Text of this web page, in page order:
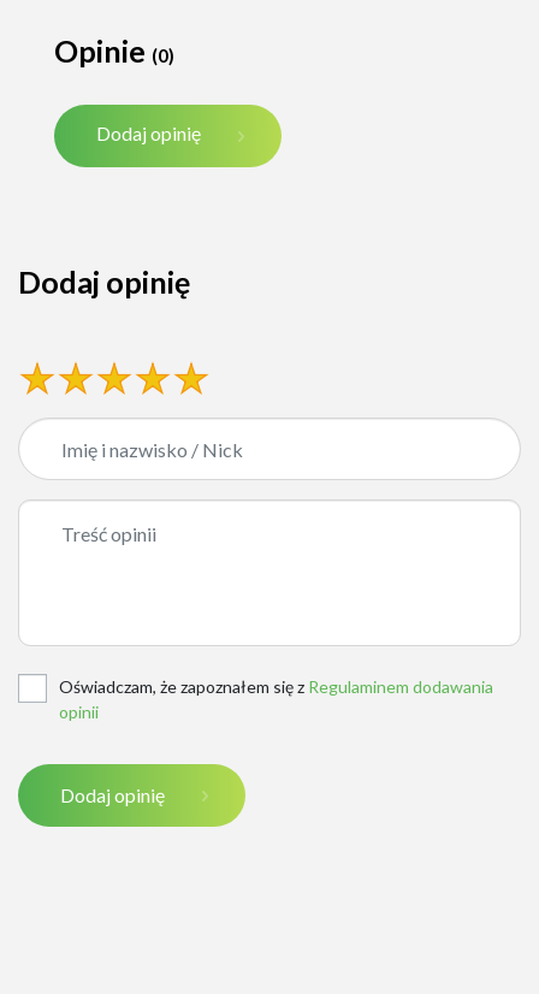
Opinie (0)
Dodaj opinię
Dodaj opinię
Oświadczam, że zapoznałem się z Regulaminem dodawania
opinii
Dodaj opinię